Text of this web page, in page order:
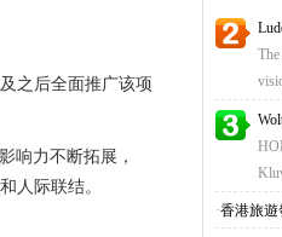
之后全面推广该项
响力不断拓展，
人际联结。
·香港旅遊